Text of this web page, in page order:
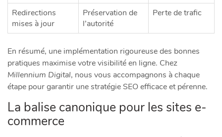
Redirections
mises à jour
Préservation de
l’autorité
Perte de trafic
En résumé, une implémentation rigoureuse des bonnes
pratiques maximise votre visibilité en ligne. Chez
Millennium Digital, nous vous accompagnons à chaque
étape pour garantir une stratégie SEO efficace et pérenne.
La balise canonique pour les sites e-
commerce